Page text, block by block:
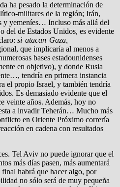
ha pesado la determinación de
militares de la región; Irán,
y yemeníes… Incluso más allá del
del de Estados Unidos, es evidente
si atacan Gaza,
que implicaría al menos a
bases estadounidenses
en objetivo), y donde Rusia
tendría en primera instancia
el propio Israel, y también tendría
Es demasiado evidente que el
veinte años. Además, hoy no
a invadir Teherán… Mucho más
en Oriente Próximo correría
en cadena con resultados
Tel Aviv no puede ignorar que el
más días pasen, más aumentará
habrá que hacer algo, por
no sólo será de muy pequeña